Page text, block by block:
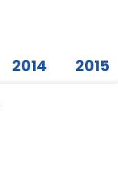
2014 2015